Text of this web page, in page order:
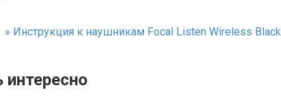
» Инструкция к наушникам Focal Listen Wireless Black